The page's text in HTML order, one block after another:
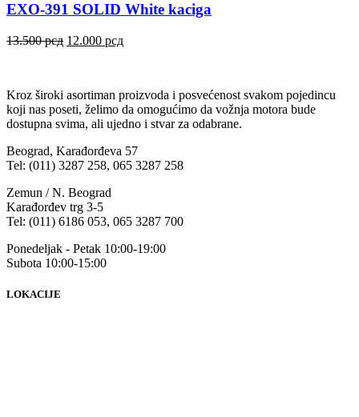
EXO-391 SOLID White kaciga
13.500рсд 12.000 рсд
Kroz široki asortiman proizvoda i posvećenost svakom pojedincu
koji nas poseti, želimo da omogućimo da vožnja motora bude
dostupna svima, ali ujedno i stvar za odabrane.
Beograd, Karađorđeva 57
Tel: (011) 3287 258, 065 3287 258
Zemun / N. Beograd
Karađorđev trg 3-5
Tel: (011) 6186 053, 065 3287 700
Ponedeljak - Petak 10:00-19:00
Subota 10:00-15:00
LOKACIJE